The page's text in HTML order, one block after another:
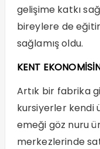
gelişime katkı
bireylere de
sağlamış oldu.
KENT
Artık bir fabrika
kursiyerler kendi
emeği göz nuru
merkezlerinde